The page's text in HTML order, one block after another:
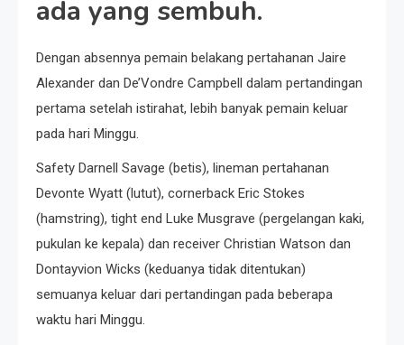
ada yang sembuh.
Dengan absennya pemain belakang pertahanan Jaire
Alexander dan De’Vondre Campbell dalam pertandingan
pertama setelah istirahat, lebih banyak pemain keluar
pada hari Minggu.
Safety Darnell Savage (betis), lineman pertahanan
Devonte Wyatt (lutut), cornerback Eric Stokes
(hamstring), tight end Luke Musgrave (pergelangan kaki,
pukulan ke kepala) dan receiver Christian Watson dan
Dontayvion Wicks (keduanya tidak ditentukan)
semuanya keluar dari pertandingan pada beberapa
waktu hari Minggu.